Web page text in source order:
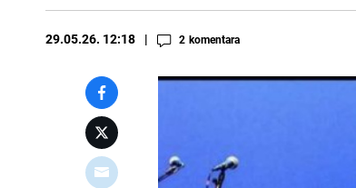
29.05.26. 12:18 2 komentara